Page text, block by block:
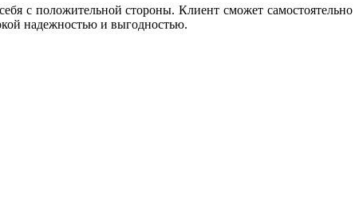
с положительной стороны. Клиент сможет самостоятельно
надежностью и выгодностью.